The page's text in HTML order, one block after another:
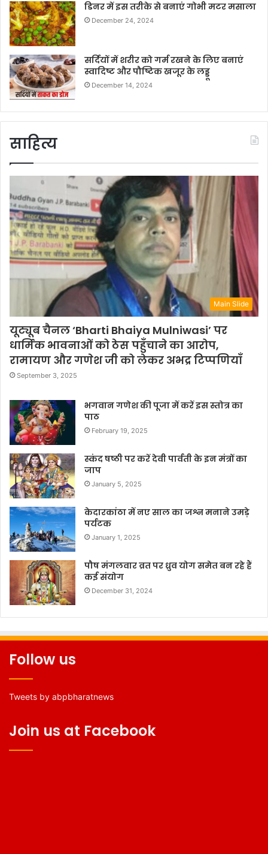
डिनर में इस तरीके से बनाएं गोभी मटर मसाला
December 24, 2024
सर्दियों में शरीर को गर्म रखने के लिए बनाएं
स्वादिष्ट और पौष्टिक खजूर के लड्डू
December 14, 2024
साहित्य
Main Slide
यूट्यूब चैनल ‘Bharti Bhaiya Mulniwasi’ पर
धार्मिक भावनाओं को ठेस पहुँचाने का आरोप,
रामायण और गणेश जी को लेकर अभद्र टिप्पणियाँ
September 3, 2025
भगवान गणेश की पूजा में करें इस स्तोत्र का
पाठ
February 19, 2025
स्कंद षष्ठी पर करें देवी पार्वती के इन मंत्रों का
जाप
January 5, 2025
केदारकांठा में नए साल का जश्न मनाने उमड़े
पर्यटक
January 1, 2025
पौष मंगलवार व्रत पर ध्रुव योग समेत बन रहे हैं
कई संयोग
December 31, 2024
Follow us
Tweets by abpbharatnews
Join us at Facebook